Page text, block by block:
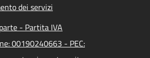
dei servizi
- Partita IVA
00190240663 - PEC: